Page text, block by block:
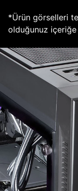
*Ürün görselleri
olduğunuz